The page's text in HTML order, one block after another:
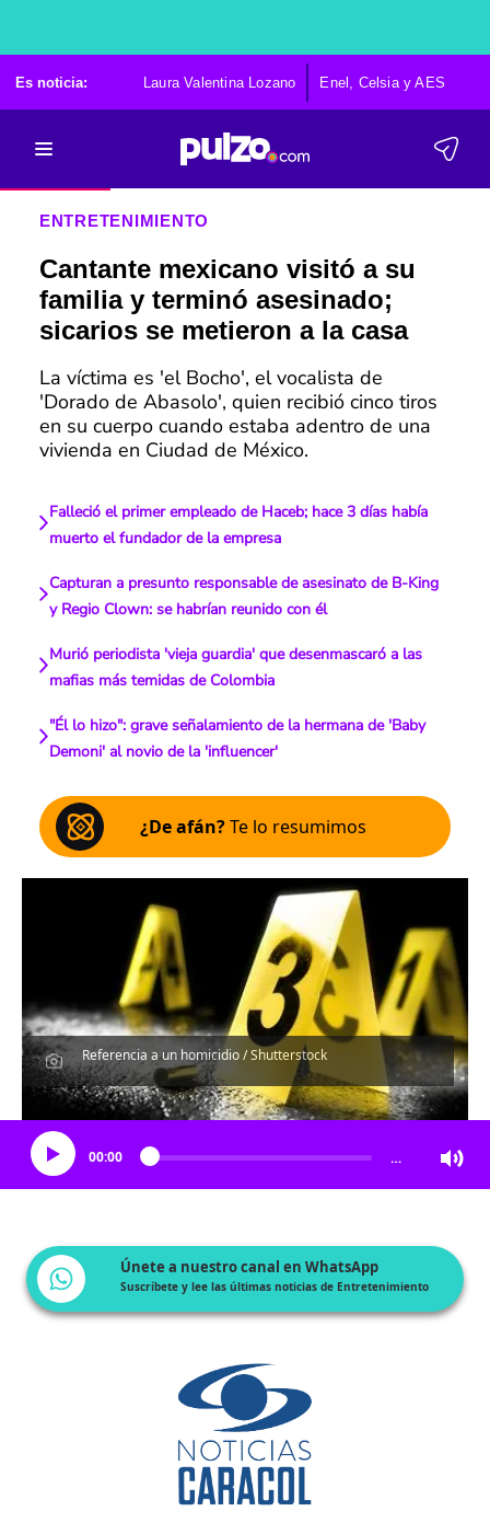
Es noticia: Laura Valentina Lozano Enel, Celsia y AES
ENTRETENIMIENTO
Cantante mexicano visitó a su
familia y terminó asesinado;
sicarios se metieron a la casa
La víctima es 'el Bocho', el vocalista de
'Dorado de Abasolo', quien recibió cinco tiros
en su cuerpo cuando estaba adentro de una
vivienda en Ciudad de México.
Falleció el primer empleado de Haceb; hace 3 días había
muerto el fundador de la empresa
Capturan a presunto responsable de asesinato de B-King
y Regio Clown: se habrían reunido con él
Murió periodista 'vieja guardia' que desenmascaró a las
mafias más temidas de Colombia
"Él lo hizo": grave señalamiento de la hermana de 'Baby
Demoni' al novio de la 'influencer'
¿De afán?Te lo resumimos
Referencia a un homicidio / Shutterstock
Escucha el artículo
00:00 …
Únete a nuestro canal en WhatsApp
Suscríbete y lee las últimas noticias de Entretenimiento